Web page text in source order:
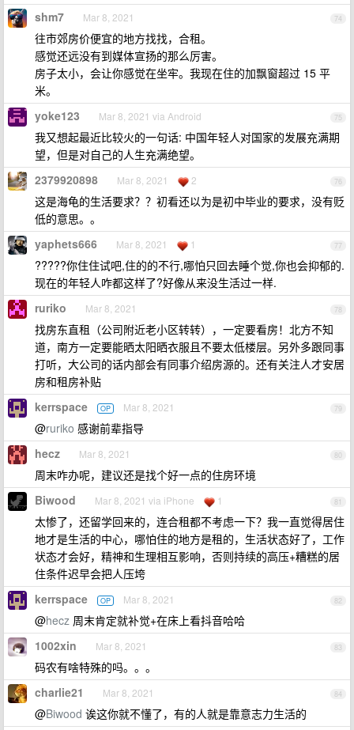
74
shm7 Mar 8, 2021
往市郊房价便宜的地方找找，合租。
感觉还远没有到媒体宣扬的那么厉害。
房子太小，会让你感觉在坐牢。我现在住的加飘窗超过 15 平
米。
75
yoke123 Mar 8, 2021 via Android
我又想起最近比较火的一句话: 中国年轻人对国家的发展充满期
望，但是对自己的人生充满绝望。
76
2379920898 Mar 8, 2021 2
这是海龟的生活要求？？初看还以为是初中毕业的要求，没有贬
低的意思。。
77
yaphets666 Mar 8, 2021 1
?????你住住试吧,住的的不行,哪怕只回去睡个觉,你也会抑郁的.
现在的年轻人咋都这样了?好像从来没生活过一样.
78
ruriko Mar 8, 2021
找房东直租（公司附近老小区转转），一定要看房！北方不知
道，南方一定要能晒太阳晒衣服且不要太低楼层。另外多跟同事
打听，大公司的话内部会有同事介绍房源的。还有关注人才安居
房和租房补贴
79
kerrspace OP Mar 8, 2021
@ruriko 感谢前辈指导
80
hecz Mar 8, 2021
周末咋办呢，建议还是找个好一点的住房环境
81
Biwood Mar 8, 2021 via iPhone 1
太惨了，还留学回来的，连合租都不考虑一下？我一直觉得居住
地才是生活的中心，哪怕住的地方是租的，生活状态好了，工作
状态才会好，精神和生理相互影响，否则持续的高压+糟糕的居
住条件迟早会把人压垮
82
kerrspace OP Mar 8, 2021
@hecz 周末肯定就补觉+在床上看抖音哈哈
83
1002xin Mar 8, 2021
码农有啥特殊的吗。。。
84
charlie21 Mar 8, 2021
@Biwood 诶这你就不懂了，有的人就是靠意志力生活的